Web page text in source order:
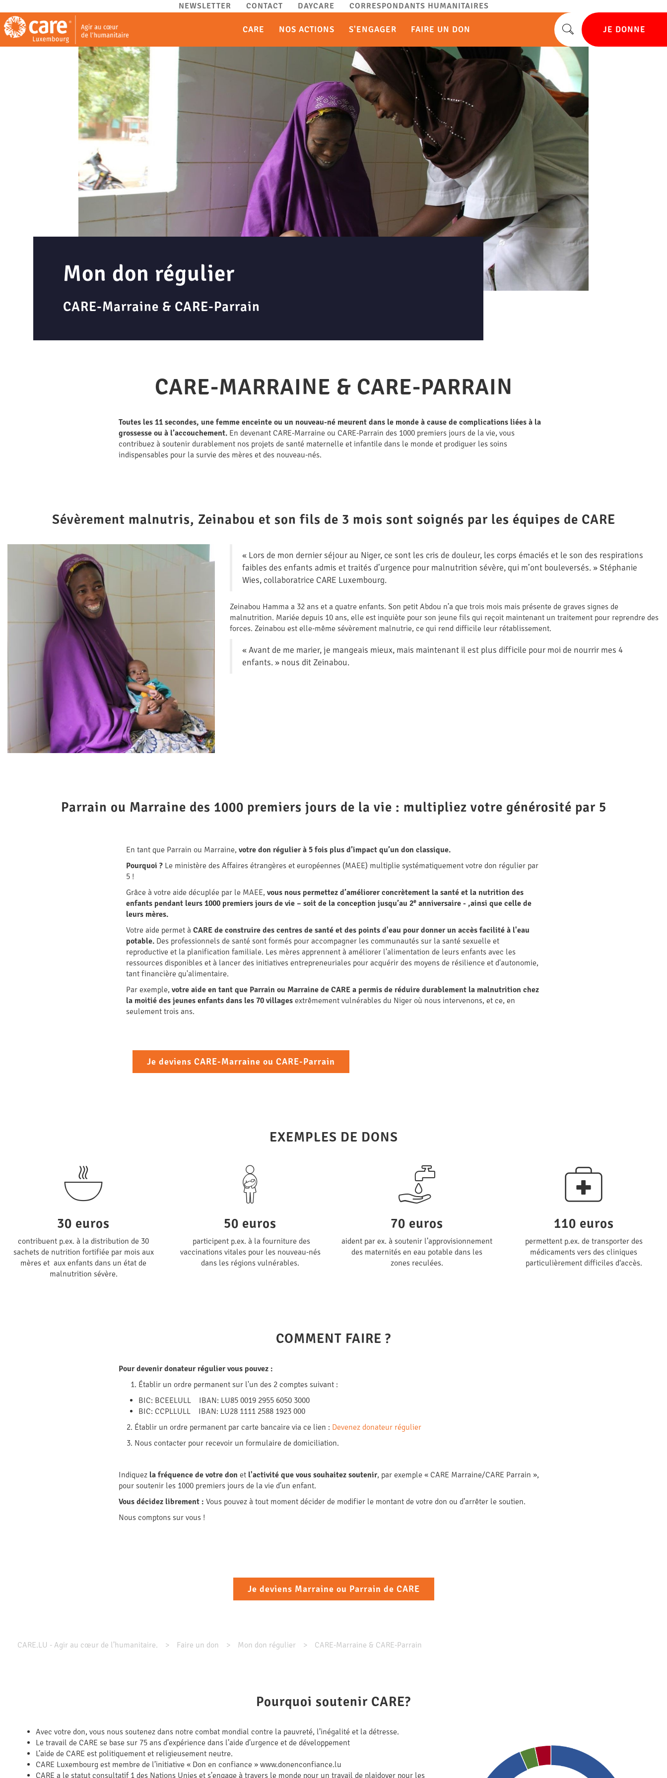
NEWSLETTER CONTACT DAYCARE CORRESPONDANTS HUMANITAIRES
CARE NOS ACTIONS S'ENGAGER FAIRE UN DON JE DONNE
Mon don régulier
CARE-Marraine & CARE-Parrain
CARE-MARRAINE & CARE-PARRAIN
Toutes les 11 secondes, une femme enceinte ou un nouveau-né meurent dans le monde à cause de complications liées à la
grossesse ou à l’accouchement. En devenant CARE-Marraine ou CARE-Parrain des 1000 premiers jours de la vie, vous
contribuez à soutenir durablement nos projets de santé maternelle et infantile dans le monde et prodiguer les soins
indispensables pour la survie des mères et des nouveau-nés.
Sévèrement malnutris, Zeinabou et son fils de 3 mois sont soignés par les équipes de CARE
« Lors de mon dernier séjour au Niger, ce sont les cris de douleur, les corps émaciés et le son des respirations
faibles des enfants admis et traités d’urgence pour malnutrition sévère, qui m’ont bouleversés. » Stéphanie
Wies, collaboratrice CARE Luxembourg.
Zeinabou Hamma a 32 ans et a quatre enfants. Son petit Abdou n’a que trois mois mais présente de graves signes de
malnutrition. Mariée depuis 10 ans, elle est inquiète pour son jeune fils qui reçoit maintenant un traitement pour reprendre des
forces. Zeinabou est elle-même sévèrement malnutrie, ce qui rend difficile leur rétablissement.
« Avant de me marier, je mangeais mieux, mais maintenant il est plus difficile pour moi de nourrir mes 4
enfants. » nous dit Zeinabou.
Parrain ou Marraine des 1000 premiers jours de la vie : multipliez votre générosité par 5
En tant que Parrain ou Marraine, votre don régulier à 5 fois plus d’impact qu’un don classique.
Pourquoi ? Le ministère des Affaires étrangères et européennes (MAEE) multiplie systématiquement votre don régulier par
5 !
Grâce à votre aide décuplée par le MAEE, vous nous permettez d’améliorer concrètement la santé et la nutrition des
enfants pendant leurs 1000 premiers jours de vie – soit de la conception jusqu’au 2e anniversaire - ,ainsi que celle de
leurs mères.
Votre aide permet à CARE de construire des centres de santé et des points d'eau pour donner un accès facilité à l'eau
potable. Des professionnels de santé sont formés pour accompagner les communautés sur la santé sexuelle et
reproductive et la planification familiale. Les mères apprennent à améliorer l'alimentation de leurs enfants avec les
ressources disponibles et à lancer des initiatives entrepreneuriales pour acquérir des moyens de résilience et d'autonomie,
tant financière qu'alimentaire.
Par exemple, votre aide en tant que Parrain ou Marraine de CARE a permis de réduire durablement la malnutrition chez
la moitié des jeunes enfants dans les 70 villages extrêmement vulnérables du Niger où nous intervenons, et ce, en
seulement trois ans.
Je deviens CARE-Marraine ou CARE-Parrain
EXEMPLES DE DONS
30 euros
contribuent p.ex. à la distribution de 30
sachets de nutrition fortifiée par mois aux
mères et aux enfants dans un état de
malnutrition sévère.
50 euros
participent p.ex. à la fourniture des
vaccinations vitales pour les nouveau-nés
dans les régions vulnérables.
70 euros
aident par ex. à soutenir l’approvisionnement
des maternités en eau potable dans les
zones reculées.
110 euros
permettent p.ex. de transporter des
médicaments vers des cliniques
particulièrement difficiles d‘accès.
COMMENT FAIRE ?
Pour devenir donateur régulier vous pouvez :
Établir un ordre permanent sur l'un des 2 comptes suivant :
BIC: BCEELULL IBAN: LU85 0019 2955 6050 3000
BIC: CCPLLULL IBAN: LU28 1111 2588 1923 000
2. Établir un ordre permanent par carte bancaire via ce lien : Devenez donateur régulier
3. Nous contacter pour recevoir un formulaire de domiciliation.
Indiquez la fréquence de votre don et l'activité que vous souhaitez soutenir, par exemple « CARE Marraine/CARE Parrain »,
pour soutenir les 1000 premiers jours de la vie d’un enfant.
Vous décidez librement : Vous pouvez à tout moment décider de modifier le montant de votre don ou d’arrêter le soutien.
Nous comptons sur vous !
Je deviens Marraine ou Parrain de CARE
CARE.LU - Agir au cœur de l’humanitaire. Faire un don Mon don régulier CARE-Marraine & CARE-Parrain
Pourquoi soutenir CARE?
Avec votre don, vous nous soutenez dans notre combat mondial contre la pauvreté, l’inégalité et la détresse.
Le travail de CARE se base sur 75 ans d’expérience dans l’aide d’urgence et de développement
L’aide de CARE est politiquement et religieusement neutre.
CARE Luxembourg est membre de l’initiative « Don en confiance » www.donenconfiance.lu
CARE a le statut consultatif 1 des Nations Unies et s’engage à travers le monde pour un travail de plaidoyer pour les